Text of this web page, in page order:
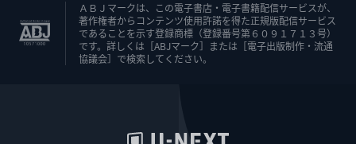
ＡＢＪマークは、この電子書店・電子書籍配信サービスが、
著作権者からコンテンツ使用許諾を得た正規版配信サービス
であることを示す登録商標（登録番号第６０９１７１３号）
です。詳しくは［ABJマーク］または［電子出版制作・流通
協議会］で検索してください。